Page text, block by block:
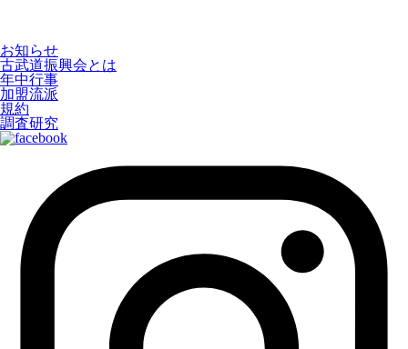
お知らせ
古武道振興会とは
年中行事
加盟流派
規約
調査研究